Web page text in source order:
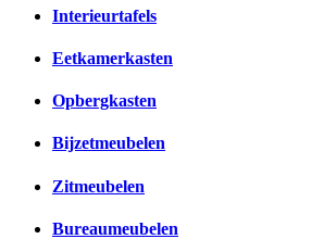
Interieurtafels
Eetkamerkasten
Opbergkasten
Bijzetmeubelen
Zitmeubelen
Bureaumeubelen